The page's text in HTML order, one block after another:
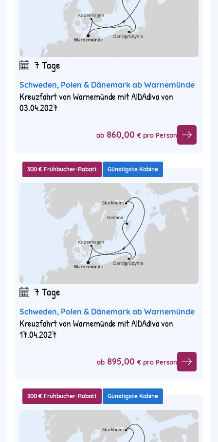
7 Tage
Schweden, Polen & Dänemark ab Warnemünde
Kreuzfahrt von Warnemünde mit AIDAdiva von
03.04.2027
ab 860,00 € pro Person
300 € Frühbucher-Rabatt Günstigste Kabine
7 Tage
Schweden, Polen & Dänemark ab Warnemünde
Kreuzfahrt von Warnemünde mit AIDAdiva von
17.04.2027
ab 895,00 € pro Person
300 € Frühbucher-Rabatt Günstigste Kabine